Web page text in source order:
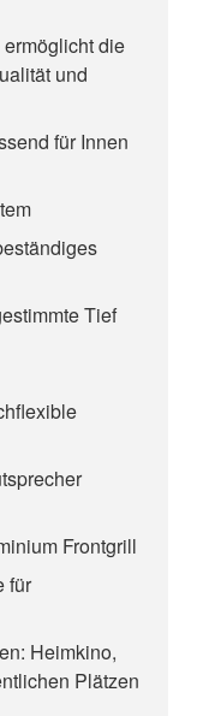
die
und
für Innen
Tief
Frontgrill
für
Heimkino,
Plätzen